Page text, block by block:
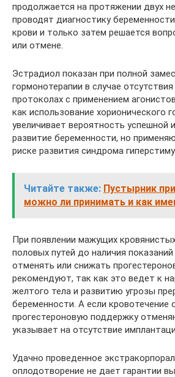
продолжается на протяжении двух
проводят диагностику
крови и только затем решается
или отмене.
Эстрадиол показан при полной
гормонотерапии в случае
протоколах с применением
как использование хорионического
увеличивает вероятность успешной
развитие беременности, но
риске развития синдрома
Читайте также: Пустырник
можно ли принимать и как
При появлении мажущих
половых путей до наличия
отменять или снижать
рекомендуют, так как это ведет к
желтого тела и развитию угрозы
беременности. А если кровотечение
прогестероновую поддержку
указывает на отсутствие
Удачно проведенное
оплодотворение не дает гарантии